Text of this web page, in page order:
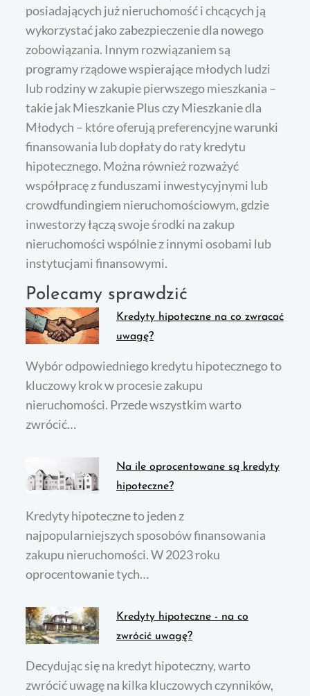
posiadających już nieruchomość i chcących ją
wykorzystać jako zabezpieczenie dla nowego
zobowiązania. Innym rozwiązaniem są
programy rządowe wspierające młodych ludzi
lub rodziny w zakupie pierwszego mieszkania –
takie jak Mieszkanie Plus czy Mieszkanie dla
Młodych – które oferują preferencyjne warunki
finansowania lub dopłaty do raty kredytu
hipotecznego. Można również rozważyć
współpracę z funduszami inwestycyjnymi lub
crowdfundingiem nieruchomościowym, gdzie
inwestorzy łączą swoje środki na zakup
nieruchomości wspólnie z innymi osobami lub
instytucjami finansowymi.
Polecamy sprawdzić
Kredyty hipoteczne na co zwracać
uwagę?
Wybór odpowiedniego kredytu hipotecznego to
kluczowy krok w procesie zakupu
nieruchomości. Przede wszystkim warto
zwrócić…
Na ile oprocentowane są kredyty
hipoteczne?
Kredyty hipoteczne to jeden z
najpopularniejszych sposobów finansowania
zakupu nieruchomości. W 2023 roku
oprocentowanie tych…
Kredyty hipoteczne - na co
zwrócić uwagę?
Decydując się na kredyt hipoteczny, warto
zwrócić uwagę na kilka kluczowych czynników,